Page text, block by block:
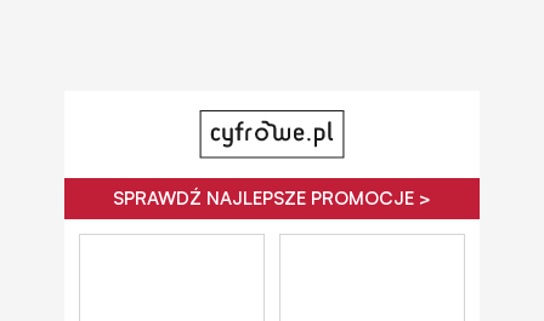
SPRAWDŹ NAJLEPSZE PROMOCJE >